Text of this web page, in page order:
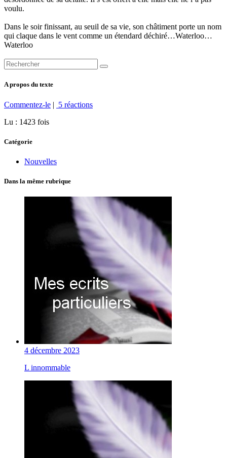
voulu.
Dans le soir finissant, au seuil de sa vie, son châtiment porte un nom
qui claque dans le vent comme un étendard déchiré…Waterloo…
Waterloo
A propos du texte
Commentez-le | 5 réactions
Lu : 1423 fois
Catégorie
Nouvelles
Dans la même rubrique
4 décembre 2023
L innommable